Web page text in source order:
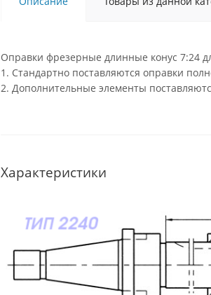
Оправки фрезерные длинные конус 7:24
1. Стандартно поставляются оправки
2. Дополнительные элементы
Характеристики